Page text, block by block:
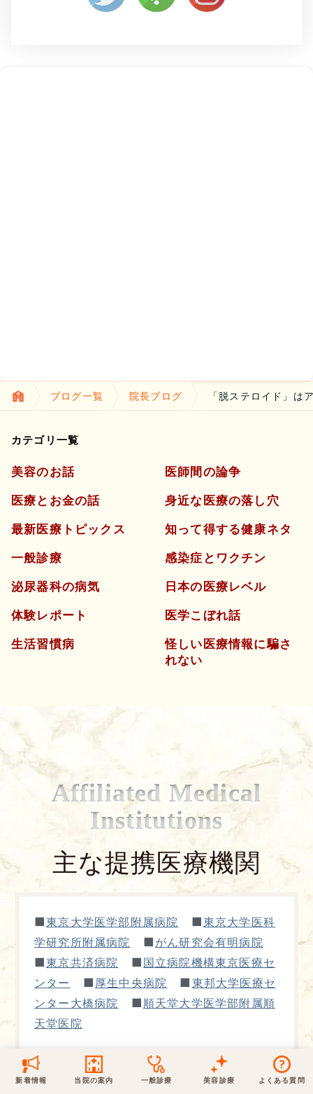
ブログ一覧 院長ブログ 「脱ステロイド」は
カテゴリ一覧
美容のお話
医療とお金の話
最新医療トピックス
一般診療
泌尿器科の病気
体験レポート
生活習慣病
医師間の論争
身近な医療の落し穴
知って得する健康ネタ
感染症とワクチン
日本の医療レベル
医学こぼれ話
怪しい医療情報に騙さ
れない
Affiliated Medical
Institutions
主な提携医療機関
■東京大学医学部附属病院 ■東京大学医科
学研究所附属病院
■ がん研究会有明病院
■東京共済病院 ■ 国立病院機構東京医療セ
ンター
■ 厚生中央病院 ■ 東邦大学医療セ
ンター大橋病院
■ 順天堂大学医学部附属順
天堂医院
新着情報
当院からのお知らせ
最新医療トピックス
新着ブログ記事
取材協力
桑満院長のtwitter
当院の案内
五本木クリニックについて
はじめての方へ
医師の紹介
アクセス・地図
当院のポリシー
個人情報保護方針
一般診療
保険での診療
泌尿器科
内科 皮膚科
形成外科
美容診療 よくある質問
一般診療 美容診療
予約について
一般診療
0120-50-5929
木・日・祝は休診
美容診療
0120-70-5929
日・祝はお休みです